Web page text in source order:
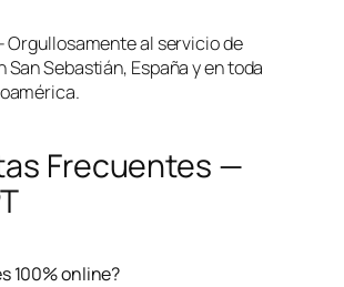
al servicio de
Sebastián, España y en toda
Frecuentes —
100% online?